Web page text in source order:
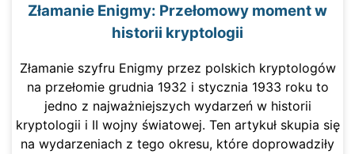
Złamanie Enigmy: Przełomowy moment w
historii kryptologii
Złamanie szyfru Enigmy przez polskich kryptologów
na przełomie grudnia 1932 i stycznia 1933 roku to
jedno z najważniejszych wydarzeń w historii
kryptologii i II wojny światowej. Ten artykuł skupia się
na wydarzeniach z tego okresu, które doprowadziły